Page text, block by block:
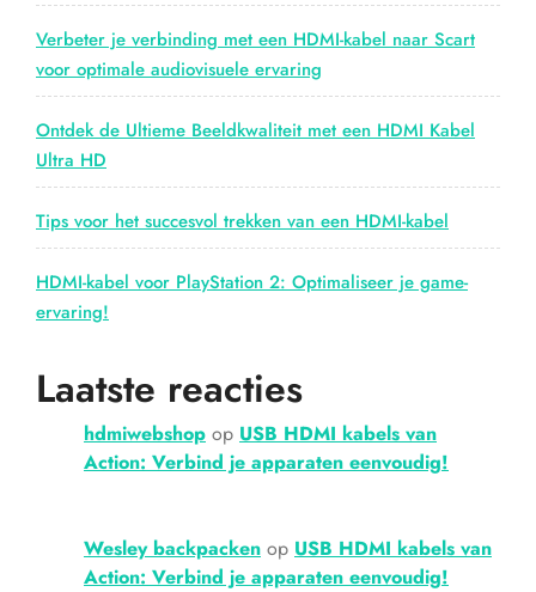
Verbeter je verbinding met een HDMI-kabel naar Scart
voor optimale audiovisuele ervaring
Ontdek de Ultieme Beeldkwaliteit met een HDMI Kabel
Ultra HD
Tips voor het succesvol trekken van een HDMI-kabel
HDMI-kabel voor PlayStation 2: Optimaliseer je game-
ervaring!
Laatste reacties
hdmiwebshop op USB HDMI kabels van
Action: Verbind je apparaten eenvoudig!
Wesley backpacken op USB HDMI kabels van
Action: Verbind je apparaten eenvoudig!